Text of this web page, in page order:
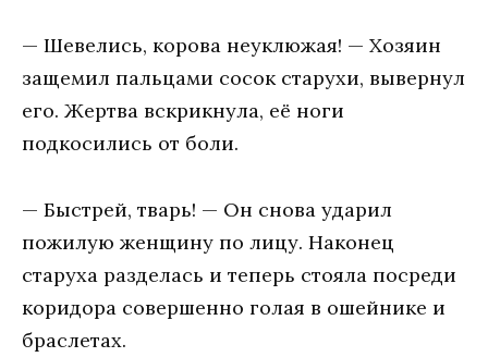
— Шевелись, корова неуклюжая! — Хозяин
защемил пальцами сосок старухи, вывернул
его. Жертва вскрикнула, её ноги
подкосились от боли.
— Быстрей, тварь! — Он снова ударил
пожилую женщину по лицу. Наконец
старуха разделась и теперь стояла посреди
коридора совершенно голая в ошейнике и
браслетах.